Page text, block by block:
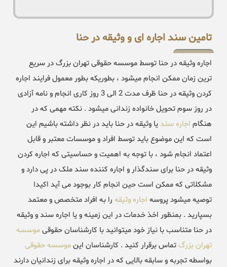
تامین سند اجاره ای و وثیقه در حنا
اجاره وثیقه در حنا توسط موسسه حقوقی تهران بزرگ در سریع
ترین زمان ممکن انجام میشود ، بطوریکه بطور معمول فرایند اجاره
کردن وثیقه در حنا ظرف مدت 2 الی 3 روز کاری انجام و نامه آزادی
در روز سوم تحویل خانواده زندانی میشود . نکته مهمی که در
هنگام اجاره سندیا وثیقه در حنا باید در نظر داشته باشیم این
است که این موضوع باید توسط افراد و موسسات معتبر و قابل
اعتماد انجام شود ، با توجه به اهمیت و حساسیتی که اجاره کردن
وثیقه در حنا برای سندگذار و اجاره کننده سند ملک در پی دارد و
مشکلاتی که ممکن است حین انجام کار بوجود می آید اکیدا
توصیه میشود پروسه اجاره وثیقه را به افراد متخصص و معتمد
بسپارید . بمنظور اخذ خدمات در این زمینه و یا اجاره سند و وثیقه
در حنا متناسب با نیاز خود میتوانید با کارشناسان حقوقیموسسه
تهران بزرگتماس برقرار کنید . کارشناسان اینموسسه حقوقی
بواسطه تجربه و سابقه بالایی که در اجاره وثیقه برای زندانیان دارند